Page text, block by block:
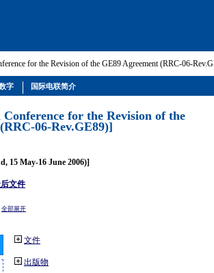
for the Revision of the GE89 Agreement (RRC-06-
for the Revision of the
06-Rev.GE89)]
15 May-16 June 2006)]
文件
全部展开
文件
出版物
字 国际电联简介